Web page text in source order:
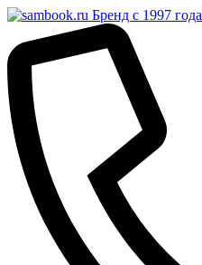
Бренд с 1997 года